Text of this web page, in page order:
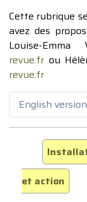
Cette rubrique
avez des
Louise-
revue.fr ou
revue.fr
English version
et action